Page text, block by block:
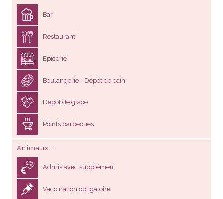
Restaurant
Epicerie
Boulangerie - Dépôt de pain
Dépôt de glace
Points barbecues
Animaux
Admis avec supplément
Vaccination obligatoire
Sanitaires